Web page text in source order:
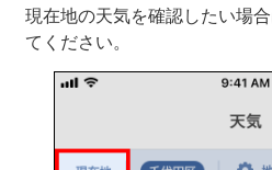
現在地の天気を確認したい場
てください。